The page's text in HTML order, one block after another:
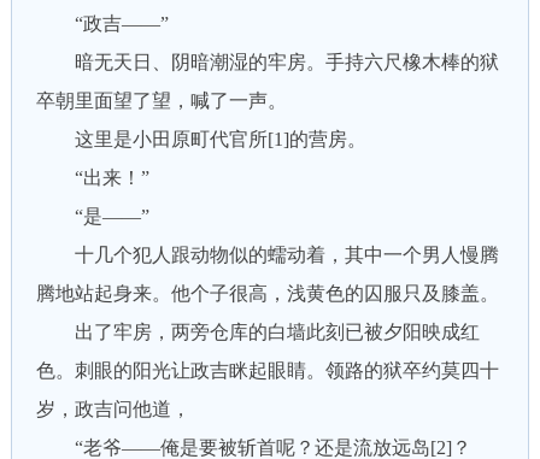
“政吉——”
暗无天日、阴暗潮湿的牢房。手持六尺橡木棒的狱
卒朝里面望了望，喊了一声。
这里是小田原町代官所[1]的营房。
“出来！”
“是——”
十几个犯人跟动物似的蠕动着，其中一个男人慢腾
腾地站起身来。他个子很高，浅黄色的囚服只及膝盖。
出了牢房，两旁仓库的白墙此刻已被夕阳映成红
色。刺眼的阳光让政吉眯起眼睛。领路的狱卒约莫四十
岁，政吉问他道，
“老爷——俺是要被斩首呢？还是流放远岛[2]？